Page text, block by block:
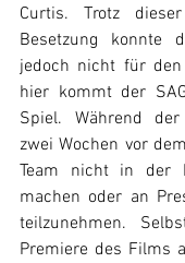
Curtis. Trotz
Besetzung konnte
jedoch nicht für
hier kommt der
Spiel. Während
zwei Wochen vor
Team nicht in der
machen oder an
teilzunehmen.
Premiere des Films